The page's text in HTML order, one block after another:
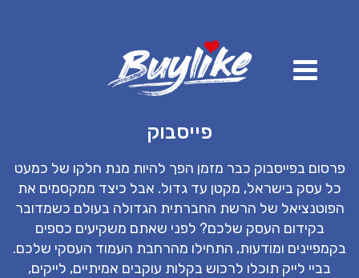
פייסבוק
פרסום בפייסבוק כבר מזמן הפך להיות מנת חלקו של כמעט
כל עסק בישראל, מקטן עד גדול. אבל כיצד ממקסמים את
הפוטנציאל של הרשת החברתית הגדולה בעולם כשמדובר
בקידום העסק שלכם? לפני שאתם משקיעים כספים
בקמפיינים ומודעות, התחילו מהרחבת העמוד העסקי שלכם.
בביי לייק תוכלו לרכוש בקלות עוקבים אמיתיים, לייקים,